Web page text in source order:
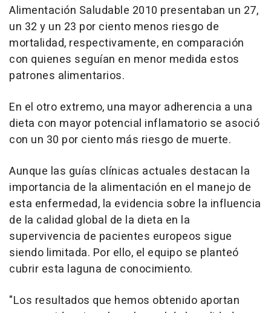
Alimentación Saludable 2010 presentaban un 27,
un 32 y un 23 por ciento menos riesgo de
mortalidad, respectivamente, en comparación
con quienes seguían en menor medida estos
patrones alimentarios.
En el otro extremo, una mayor adherencia a una
dieta con mayor potencial inflamatorio se asoció
con un 30 por ciento más riesgo de muerte.
Aunque las guías clínicas actuales destacan la
importancia de la alimentación en el manejo de
esta enfermedad, la evidencia sobre la influencia
de la calidad global de la dieta en la
supervivencia de pacientes europeos sigue
siendo limitada. Por ello, el equipo se planteó
cubrir esta laguna de conocimiento.
"Los resultados que hemos obtenido aportan